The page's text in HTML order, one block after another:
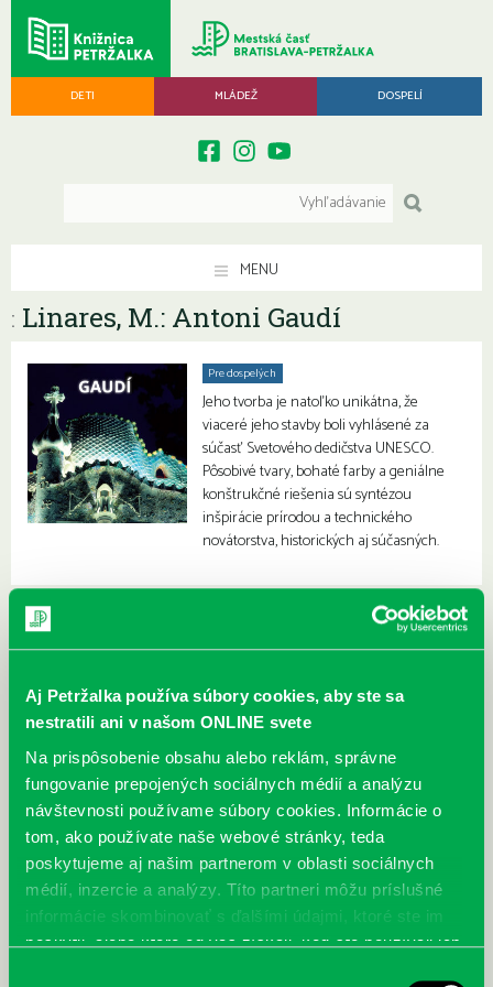
Aj Petržalka používa súbory cookies, aby ste sa
nestratili ani v našom ONLINE svete
Na prispôsobenie obsahu alebo reklám, správne
fungovanie prepojených sociálnych médií a analýzu
návštevnosti používame súbory cookies. Informácie o
tom, ako používate naše webové stránky, teda
poskytujeme aj našim partnerom v oblasti sociálnych
médií, inzercie a analýzy. Títo partneri môžu príslušné
informácie skombinovať s ďalšími údajmi, ktoré ste im
poskytli, alebo ktoré od vás získali, keď ste používali ich
DETI MLÁDEŽ DOSPELÍ
MENU
: Linares, M.: Antoni Gaudí
Pre dospelých
Jeho tvorba je natoľko unikátna, že
viaceré jeho stavby boli vyhlásené za
súčasť Svetového dedičstva UNESCO.
Pôsobivé tvary, bohaté farby a geniálne
konštrukčné riešenia sú syntézou
inšpirácie prírodou a technického
novátorstva, historických aj súčasných.